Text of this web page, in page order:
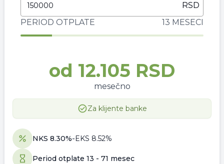
RSD
PERIOD OTPLATE 13 MESECI
od 12.105 RSD
mesečno
Za klijente banke
NKS 8.30%- EKS 8.52%
Period otplate 13 - 71 mesec